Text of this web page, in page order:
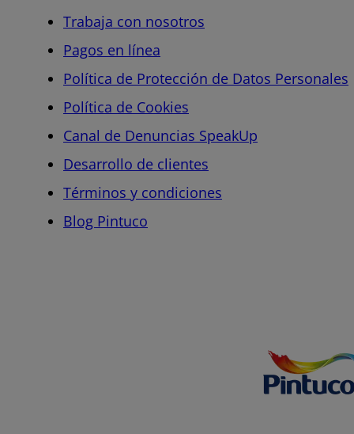
Trabaja con nosotros
Pagos en línea
Política de Protección de Datos Personales
Política de Cookies
Canal de Denuncias SpeakUp
Desarrollo de clientes
Términos y condiciones
Blog Pintuco